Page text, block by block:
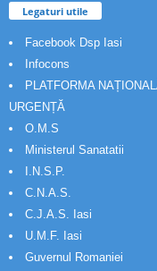
Legaturi utile
Facebook Dsp Iasi
Infocons
PLATFORMA
URGENȚĂ
O.M.S
Ministerul Sanatatii
I.N.S.P.
C.N.A.S.
C.J.A.S. Iasi
U.M.F. Iasi
Guvernul Romaniei